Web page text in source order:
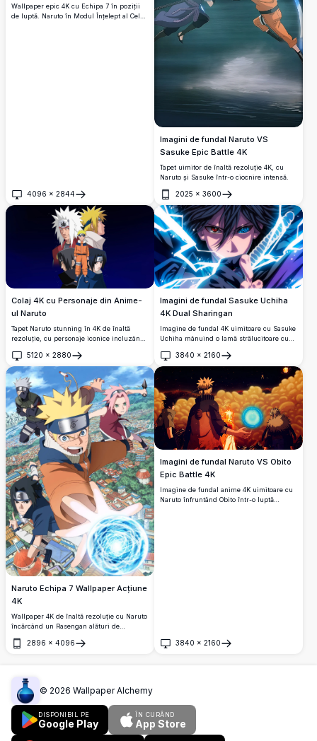
Wallpaper epic 4K cu Echipa 7 în poziții
de luptă. Naruto în Modul Înțelept al Celor
4096 × 2844
Deschide
Imagini de fundal Naruto VS
Sasuke Epic Battle 4K
Tapet uimitor de înaltă rezoluție 4K, cu
Naruto și Sasuke într-o ciocnire intensă.
2025 × 3600
Deschide
Colaj 4K cu Personaje din Anime-
ul Naruto
Tapet Naruto stunning în 4K de înaltă
rezoluție, cu personaje iconice incluzând
Jiraiya, Minato și două versiuni ale lui
Sasuke Uchiha, pe un fundal albastru
profund înstelat.
5120 × 2880
Deschide
Imagini de fundal Sasuke Uchiha
4K Dual Sharingan
Imagine de fundal 4K uimitoare cu Sasuke
Uchiha mânuind o lamă strălucitoare cu
albastru – înconjurat de o energie intensă
a fulgerului în stil de artă anime viu.
3840 × 2160
Deschide
Naruto Echipa 7 Wallpaper Acțiune
4K
Wallpaper 4K de înaltă rezoluție cu Naruto
încărcând un Rasengan alături de
Kakashi, plutind deasupra Satului Frunzei
2896 × 4096
Deschide
Imagini de fundal Naruto VS Obito
Epic Battle 4K
Imagine de fundal anime 4K uimitoare cu
Naruto înfruntând Obito într-o luptă
3840 × 2160
Deschide
© 2026 Wallpaper Alchemy
DISPONIBIL PE
Google Play
ÎN CURÂND
App Store